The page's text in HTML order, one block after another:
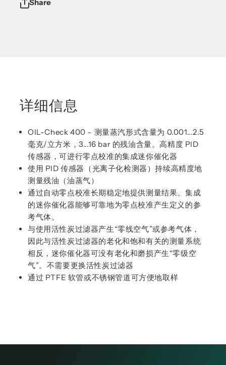
Share
详细信息
OIL-Check 400 – 测量蒸汽形式含量为 0.001...2.5
毫克/立方米，3...16 bar 的残油含量。高精度 PID
传感器，可进行零点校准的集成迷你催化器
使用 PID 传感器（光离子化检测器）持续高精度地
测量残油（油蒸气）
通过自动零点校准长期稳定地提供测量结果。集成
的迷你催化器能够可靠地为零点校准产生定义的参
考气体。
与使用活性炭过滤器产生“零线空气”或参考气体，
因此与活性炭过滤器的老化和饱和有关的测量系统
相反，迷你催化器可没有老化和磨损产生“零级空
气”。不需要更换活性炭过滤器
通过 PTFE 软管或不锈钢管道可方便地取样